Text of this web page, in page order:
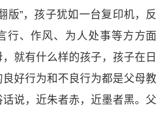
版”，孩子犹如一台复印机，反
行、作风、为人处事等方方面
就有什么样的孩子，孩子在日
好行为和不良行为都是父母教
说，近朱者赤，近墨者黑。父